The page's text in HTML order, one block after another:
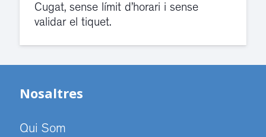
Cugat, sense límit d’horari i sense
validar el tiquet.
Nosaltres
Qui Som